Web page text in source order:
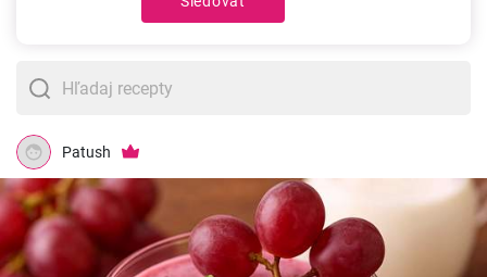
Recepty akoJahodová pena
bez mlieka,Zelené smoothie
Patush